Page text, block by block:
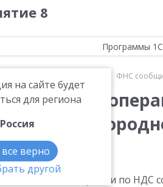
8
на сайте будет
для региона
Россия
верно
другой
Программы 1С
ФНС
коды
по НДС
налоговой декларации по НДС